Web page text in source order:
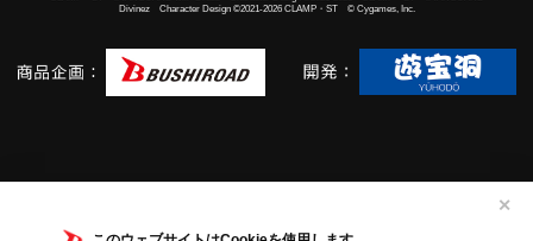
✕
Divinez Character Design ©2021-2026 CLAMP・ST © Cygames, Inc.